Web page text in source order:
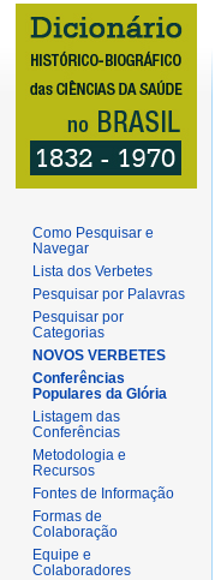
Como Pesquisar e
Navegar
Lista dos Verbetes
Pesquisar por Palavras
Pesquisar por
Categorias
NOVOS VERBETES
Conferências
Populares da Glória
Listagem das
Conferências
Metodologia e
Recursos
Fontes de Informação
Formas de
Colaboração
Equipe e
Colaboradores